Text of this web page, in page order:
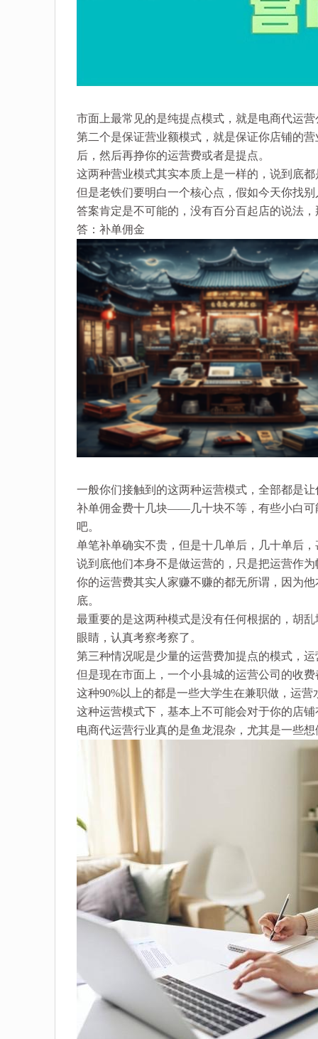
市面上最常见的是纯提点模式，就是电商代运
第二个是保证营业额模式，就是保证你店铺的
后，然后再挣你的运营费或者是提点。
这两种营业模式其实本质上是一样的，说到底
但是老铁们要明白一个核心点，假如今天你找
答案肯定是不可能的，没有百分百起店的说法
答：补单佣金
一般你们接触到的这两种运营模式，全部都是
补单佣金费十几块——几十块不等，有些小白可
吧。
单笔补单确实不贵，但是十几单后，几十单后
说到底他们本身不是做运营的，只是把运营作
你的运营费其实人家赚不赚的都无所谓，因为
底。
最重要的是这两种模式是没有任何根据的，胡
眼睛，认真考察考察了。
第三种情况呢是少量的运营费加提点的模式，
但是现在市面上，一个小县城的运营公司的收
这种90%以上的都是一些大学生在兼职做，运
这种运营模式下，基本上不可能会对于你的店
电商代运营行业真的是鱼龙混杂，尤其是一些